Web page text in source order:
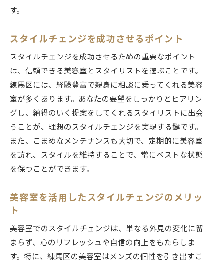
す。
スタイルチェンジを成功させるポイント
スタイルチェンジを成功させるための重要なポイント
は、信頼できる美容室とスタイリストを選ぶことです。
練馬区には、経験豊富で親身に相談に乗ってくれる美容
室が多くあります。あなたの要望をしっかりとヒアリン
グし、納得のいく提案をしてくれるスタイリストに出会
うことが、理想のスタイルチェンジを実現する鍵です。
また、こまめなメンテナンスも大切で、定期的に美容室
を訪れ、スタイルを維持することで、常にベストな状態
を保つことができます。
美容室を活用したスタイルチェンジのメリッ
ト
美容室でのスタイルチェンジは、単なる外見の変化に留
まらず、心のリフレッシュや自信の向上をもたらしま
す。特に、練馬区の美容室はメンズの個性を引き出すこ